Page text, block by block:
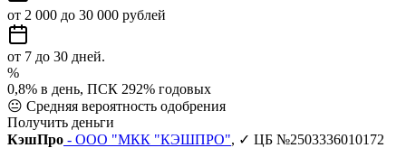
от 2 000 до 30 000 рублей
от 7 до 30 дней.
%
0,8% в день, ПСК 292% годовых
😐 Средняя вероятность одобрения
Получить деньги
КэшПро - ООО "МКК "КЭШПРО", ✓ ЦБ №2503336010172